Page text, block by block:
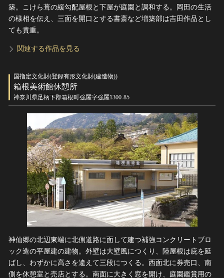
築。こけら葺の緩勾配屋根と下屋が庭園と調和する。岡田の生活
の様相を伝え、三面を開口とする書斎など増築部は吉田作品とし
ても貴重。
関連する作品を見る
国指定文化財(登録有形文化財(建造物))
箱根美術館休憩所
神奈川県足柄下郡箱根町強羅字強羅1300-85
神仙郷の北辺東端に北側道路に面して建つ補強コンクリートブロ
ック造の平屋建の建物。外壁は大壁風につくり、陸屋根は庇を延
ばし、わずかに高さを違えて三段につくる。西面北に券売口、南
側を休憩室と売店とする。南面に大きく窓を開け、庭園鑑賞用の